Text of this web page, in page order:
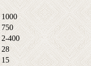
1000
750
2-400
28
15